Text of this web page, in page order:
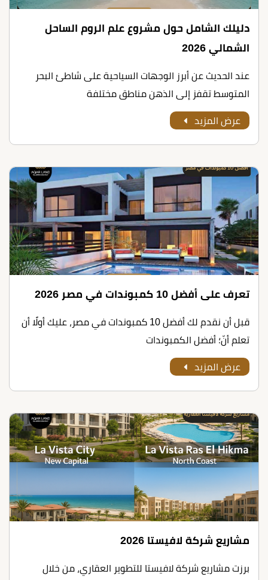
دليلك الشامل حول مشروع علم الروم الساحل
الشمالي 2026
عند الحديث عن أبرز الوجهات السياحية على شاطئ البحر
المتوسط تقفز إلى الذهن مناطق مختلفة
عرض المزيد
تعرف على أﻓﻀﻞ 10 ﻛﻤﺒﻮﻧﺪات ﻓﻲ ﻣﺼﺮ 2026
قبل أن نقدم لك أﻓﻀﻞ 10 ﻛﻤﺒﻮﻧﺪات ﻓﻲ ﻣﺼﺮ، عليك أولًا أن
تعلم أنّ؛ أفضل الكمبوندات
عرض المزيد
مشاريع شركة لافيستا 2026
برزت مشاريع شركة لافيستا للتطوير العقاري، من خلال